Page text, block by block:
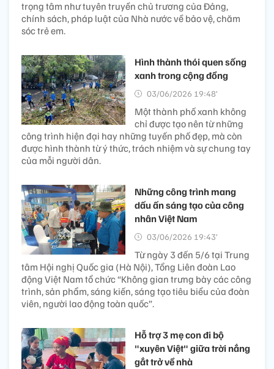
trọng tâm như tuyên truyền chủ trương của Đảng,
chính sách, pháp luật của Nhà nước về bảo vệ, chăm
sóc trẻ em.
Hình thành thói quen sống
xanh trong cộng đồng
03/06/2026 19:48’
Một thành phố xanh không
chỉ được tạo nên từ những
công trình hiện đại hay những tuyến phố đẹp, mà còn
được hình thành từ ý thức, trách nhiệm và sự chung tay
của mỗi người dân.
Những công trình mang
dấu ấn sáng tạo của công
nhân Việt Nam
03/06/2026 19:43’
Từ ngày 3 đến 5/6 tại Trung
tâm Hội nghị Quốc gia (Hà Nội), Tổng Liên đoàn Lao
động Việt Nam tổ chức “Không gian trưng bày các công
trình, sản phẩm, sáng kiến, sáng tạo tiêu biểu của đoàn
viên, người lao động toàn quốc”.
Hỗ trợ 3 mẹ con đi bộ
"xuyên Việt" giữa trời nắng
gắt trở về nhà